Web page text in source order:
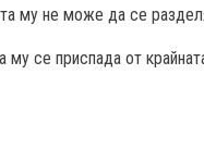
му не може да се
се приспада от